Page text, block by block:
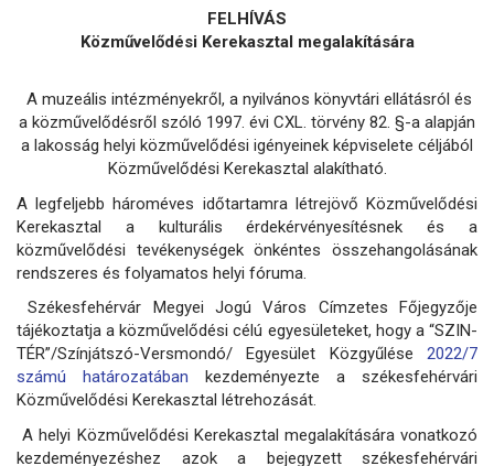
FELHÍVÁS
Közművelődési Kerekasztal megalakítására
A muzeális intézményekről, a nyilvános könyvtári ellátásról és
a közművelődésről szóló 1997. évi CXL. törvény 82. §-a alapján
a lakosság helyi közművelődési igényeinek képviselete céljából
Közművelődési Kerekasztal alakítható.
A legfeljebb hároméves időtartamra létrejövő Közművelődési
Kerekasztal a kulturális érdekérvényesítésnek és a
közművelődési tevékenységek önkéntes összehangolásának
rendszeres és folyamatos helyi fóruma.
Székesfehérvár Megyei Jogú Város Címzetes Főjegyzője
tájékoztatja a közművelődési célú egyesületeket, hogy a “SZIN-
TÉR”/Színjátszó-Versmondó/ Egyesület Közgyűlése 2022/7
számú határozatában kezdeményezte a székesfehérvári
Közművelődési Kerekasztal létrehozását.
A helyi Közművelődési Kerekasztal megalakítására vonatkozó
kezdeményezéshez azok a bejegyzett székesfehérvári